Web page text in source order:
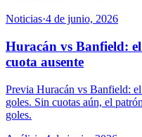
Noticias·4 de junio, 2026
Huracán vs Banfield:
cuota ausente
Previa Huracán vs Banfield:
goles. Sin cuotas aún, el
goles.